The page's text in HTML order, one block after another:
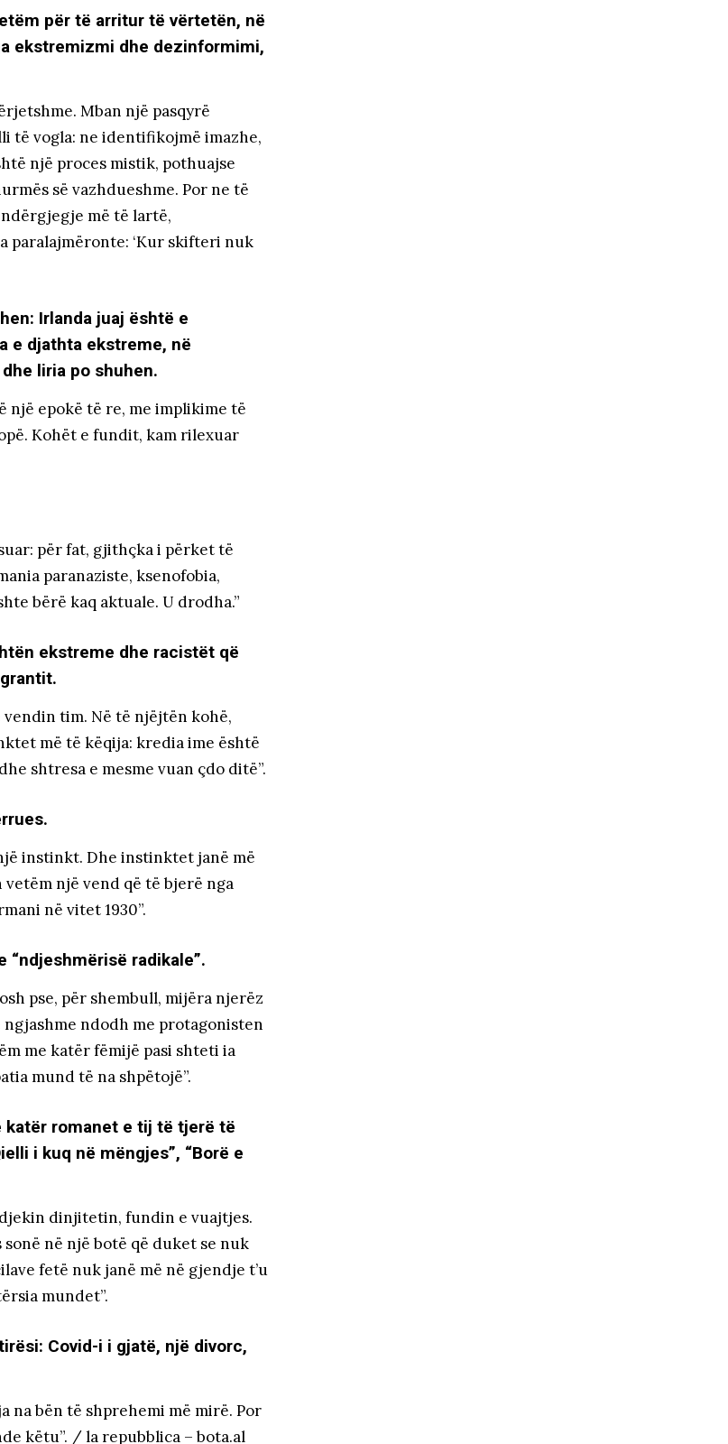
për të arritur të vërtetën, në
ekstremizmi dhe dezinformimi,
Mban një pasqyrë
të vogla: ne identifikojmë imazhe,
një proces mistik, pothuajse
së vazhdueshme. Por ne të
më të lartë,
paralajmëronte: ‘Kur skifteri nuk
Irlanda juaj është e
e djathta ekstreme, në
liria po shuhen.
një epokë të re, me implikime të
Kohët e fundit, kam rilexuar
për fat, gjithçka i përket të
paranaziste, ksenofobia,
bërë kaq aktuale. U drodha.”
ekstreme dhe racistët që
tim. Në të njëjtën kohë,
më të këqija: kredia ime është
shtresa e mesme vuan çdo ditë”.
instinkt. Dhe instinktet janë më
një vend që të bjerë nga
në vitet 1930”.
“ndjeshmërisë radikale”.
pse, për shembull, mijëra njerëz
ndodh me protagonisten
me katër fëmijë pasi shteti ia
mund të na shpëtojë”.
romanet e tij të tjerë të
i kuq në mëngjes”, “Borë e
dinjitetin, fundin e vuajtjes.
në një botë që duket se nuk
fetë nuk janë më në gjendje t’u
mundet”.
Covid-i i gjatë, një divorc,
na bën të shprehemi më mirë. Por
këtu”. / la repubblica – bota.al